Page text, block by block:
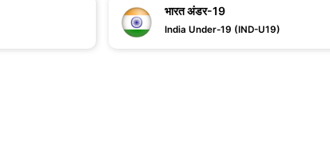
भारत अंडर-19
India Under-19 (IND-U19)